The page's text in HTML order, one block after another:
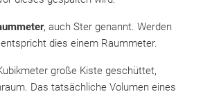
, auch Ster genannt. Werden
dies einem Raummeter.
große Kiste geschüttet,
Das tatsächliche Volumen eines